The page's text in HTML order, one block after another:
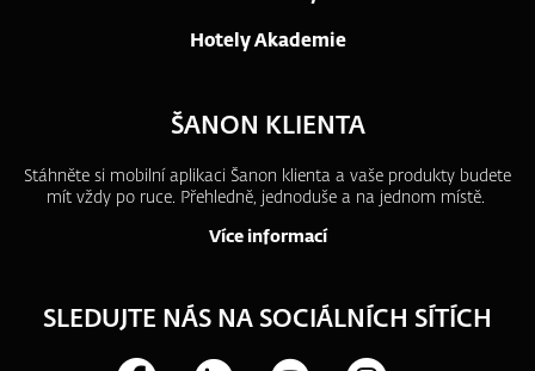
Hotely Akademie
ŠANON KLIENTA
Stáhněte si mobilní aplikaci Šanon klienta a vaše produkty budete
mít vždy po ruce. Přehledně, jednoduše a na jednom místě.
Více informací
SLEDUJTE NÁS NA SOCIÁLNÍCH SÍTÍCH